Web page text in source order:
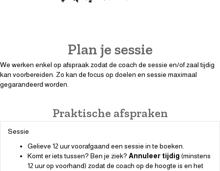
Plan je sessie
We werken enkel op afspraak zodat de coach de sessie en/of zaal tijdig
kan voorbereiden. Zo kan de focus op doelen en sessie maximaal
gegarandeerd worden.
Praktische afspraken
Sessie
Gelieve 12 uur voorafgaand een sessie in te boeken.
Komt er iets tussen? Ben je ziek? Annuleer tijdig (minstens
12 uur op voorhand) zodat de coach op de hoogte is en het